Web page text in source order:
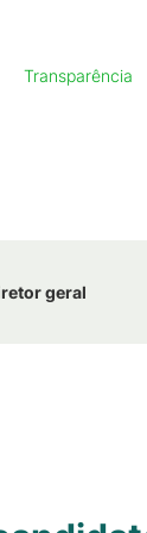
Transparência
geral